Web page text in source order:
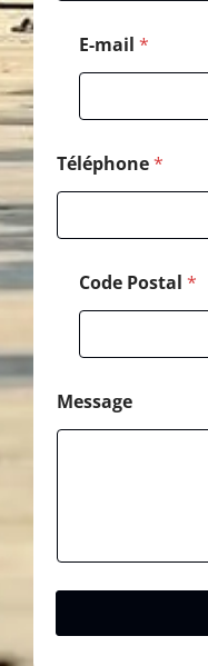
E-mail *
Téléphone*
Code Postal *
Message